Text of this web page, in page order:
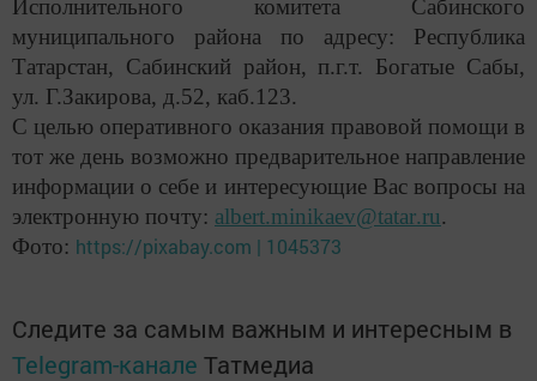
Исполнительного комитета Сабинского
муниципального района по адресу: Республика
Татарстан, Сабинский район, п.г.т. Богатые Сабы,
ул. Г.Закирова, д.52, каб.123.
С целью оперативного оказания правовой помощи в
тот же день возможно предварительное направление
информации о себе и интересующие Вас вопросы на
электронную почту: albert.minikaev@tatar.ru.
Фото: https://pixabay.com | 1045373
Следите за самым важным и интересным в
Telegram-канале Татмедиа